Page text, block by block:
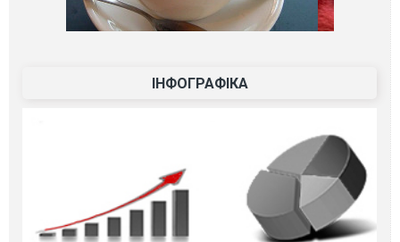
ІНФОГРАФІКА